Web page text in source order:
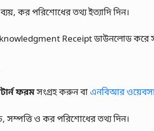
কর পরিশোধের তথ্য ইত্যাদি দিন।
Receipt ডাউনলোড করে
ফরমসংগ্রহ করুন বাএনবিআর
সম্পত্তি ও কর পরিশোধের তথ্য দিন।